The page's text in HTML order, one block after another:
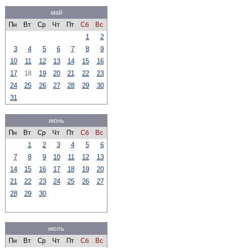
май
Пн
Вт Ср Чт Пт Сб
Вс
1
2
3
4 5 6 7 8
9
10
11 12 13 14 15
16
17
18 19 20 21 22
23
24
25 26 27 28 29
30
31
июнь
Пн
Вт Ср Чт Пт Сб
Вс
1
2 3 4 5
6
7
8 9 10 11 12
13
14
15 16 17 18 19
20
21
22 23 24 25 26
27
28
29 30
июль
Пн
Вт Ср Чт Пт Сб
Вс